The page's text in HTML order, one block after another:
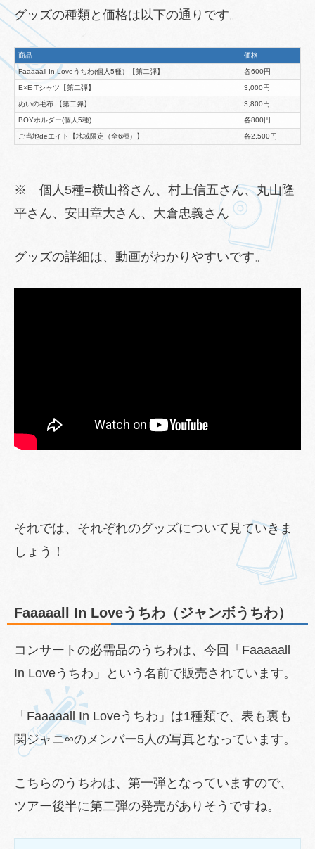
グッズの種類と価格は以下の通りです。
商品 価格
Faaaaall In Loveうちわ(個人5種）【第二弾】 各600円
E×E Tシャツ【第二弾】 3,000円
ぬいの毛布 【第二弾】 3,800円
BOYホルダー(個人5種) 各800円
ご当地deエイト【地域限定（全6種）】 各2,500円
※ 個人5種=横山裕さん、村上信五さん、丸山隆
平さん、安田章大さん、大倉忠義さん
グッズの詳細は、動画がわかりやすいです。
それでは、それぞれのグッズについて見ていきま
しょう！
Faaaaall In Loveうちわ（ジャンボうちわ）
コンサートの必需品のうちわは、今回「Faaaaall
In Loveうちわ」という名前で販売されています。
「Faaaaall In Loveうちわ」は1種類で、表も裏も
関ジャニ∞のメンバー5人の写真となっています。
こちらのうちわは、第一弾となっていますので、
ツアー後半に第二弾の発売がありそうですね。